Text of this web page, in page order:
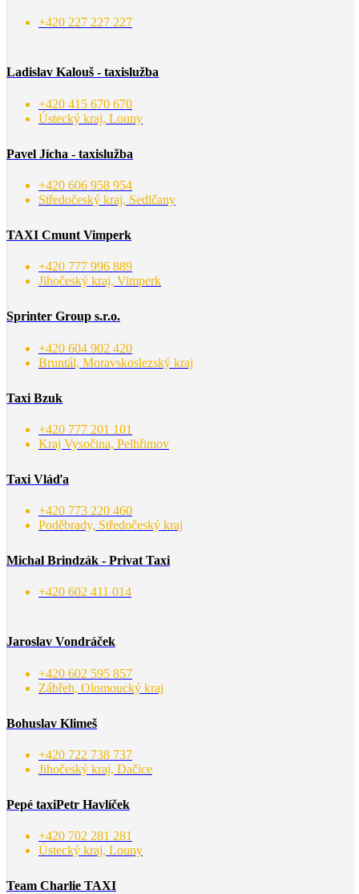
+420 227 227 227
Ladislav Kalouš - taxislužba
+420 415 670 670
Ústecký kraj, Louny
Pavel Jícha - taxislužba
+420 606 958 954
Středočeský kraj, Sedlčany
TAXI Cmunt Vimperk
+420 777 996 889
Jihočeský kraj, Vimperk
Sprinter Group s.r.o.
+420 604 902 420
Bruntál, Moravskoslezský kraj
Taxi Bzuk
+420 777 201 101
Kraj Vysočina, Pelhřimov
Taxi Vláďa
+420 773 220 460
Poděbrady, Středočeský kraj
Michal Brindzák - Privat Taxi
+420 602 411 014
Jaroslav Vondráček
+420 602 595 857
Zábřeh, Olomoucký kraj
Bohuslav Klimeš
+420 722 738 737
Jihočeský kraj, Dačice
Pepé taxiPetr Havlíček
+420 702 281 281
Ústecký kraj, Louny
Team Charlie TAXI